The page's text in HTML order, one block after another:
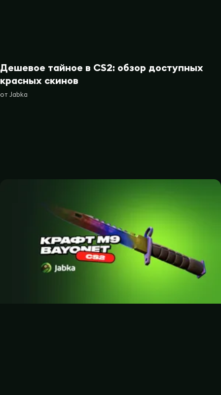
Дешевое тайное в CS2: обзор доступных
красных скинов
от Jabka